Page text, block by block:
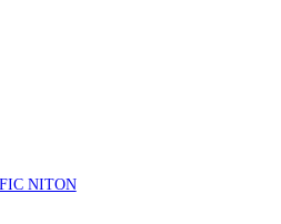
для магнитопорошковой
установки
для магнитопорошкового
для МПД
контроля
дефектоскопы Craftest
оборудование IBG